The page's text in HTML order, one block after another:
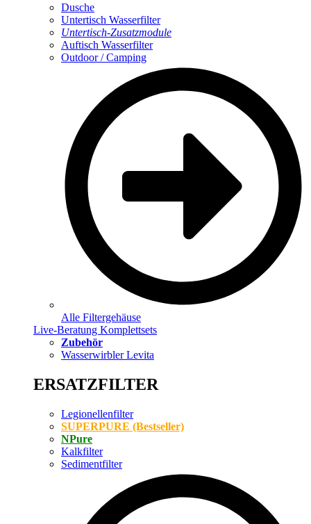
Dusche
Untertisch Wasserfilter
Untertisch-Zusatzmodule
Auftisch Wasserfilter
Outdoor / Camping
Alle Filtergehäuse
Live-Beratung Komplettsets
Zubehör
Wasserwirbler Levita
ERSATZFILTER
Legionellenfilter
SUPERPURE (Bestseller)
NPure
Kalkfilter
Sedimentfilter